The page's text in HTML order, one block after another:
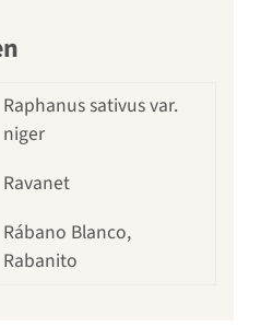
Raphanus sativus var.
niger
Ravanet
Rábano Blanco,
Rabanito